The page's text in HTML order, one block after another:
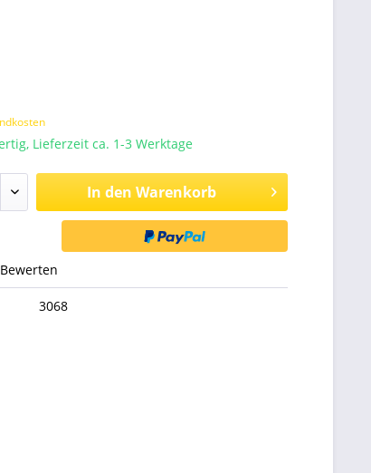
Lieferzeit ca. 1-3 Werktage
In den Warenkorb
Bewerten
3068